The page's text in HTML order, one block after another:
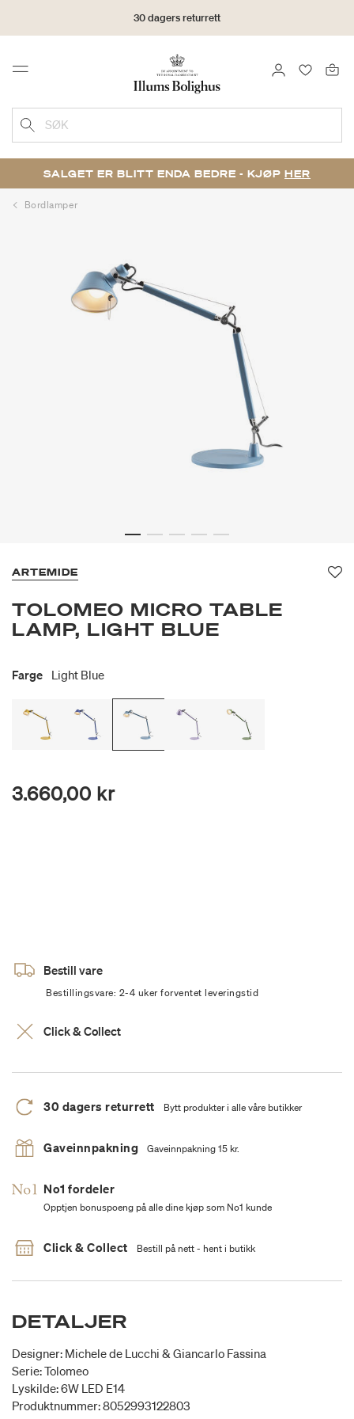
30 dagers returrett
Menu LOGG INN
SØK
SALGET ER BLITT ENDA BEDRE - KJØP HER
Bordlamper
ARTEMIDE
TOLOMEO MICRO TABLE
LAMP, LIGHT BLUE
Farge Light Blue
3.660,00 kr
Bestill vare
Bestillingsvare: 2-4 uker forventet leveringstid
Click & Collect
30 dagers returrett Bytt produkter i alle våre butikker
Gaveinnpakning Gaveinnpakning 15 kr.
No1 fordeler
Opptjen bonuspoeng på alle dine kjøp som No1 kunde
Click & Collect Bestill på nett - hent i butikk
DETALJER
Designer: Michele de Lucchi & Giancarlo Fassina
Serie: Tolomeo
Lyskilde: 6W LED E14
Produktnummer: 8052993122803